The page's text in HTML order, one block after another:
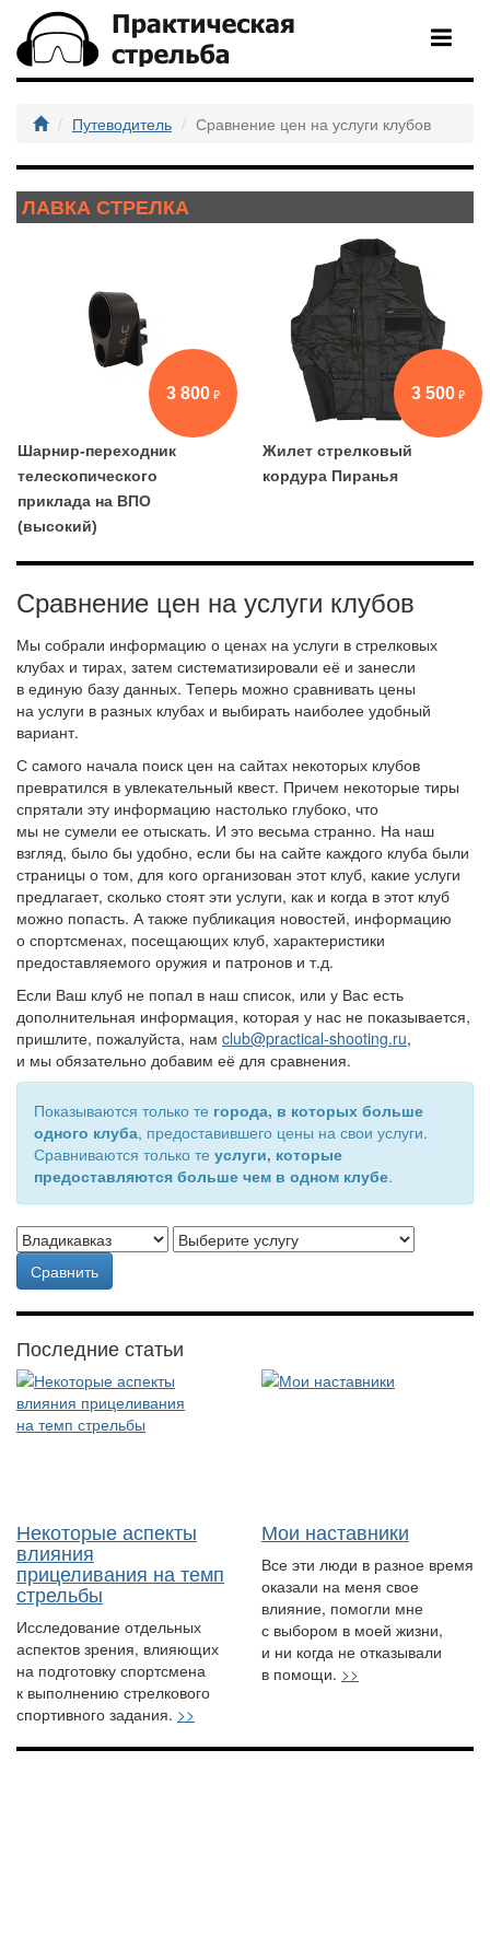
Путеводитель Сравнение цен на услуги клубов
ЛАВКА СТРЕЛКА
3 800
Шарнир-переходник
телескопического
приклада на ВПО
(высокий)
3 500
Жилет стрелковый
кордура Пиранья
Сравнение цен на услуги клубов
Мы собрали информацию о ценах на услуги в стрелковых
клубах и тирах, затем систематизировали её и занесли
в единую базу данных. Теперь можно сравнивать цены
на услуги в разных клубах и выбирать наиболее удобный
вариант.
С самого начала поиск цен на сайтах некоторых клубов
превратился в увлекательный квест. Причем некоторые тиры
спрятали эту информацию настолько глубоко, что
мы не сумели ее отыскать. И это весьма странно. На наш
взгляд, было бы удобно, если бы на сайте каждого клуба были
страницы о том, для кого организован этот клуб, какие услуги
предлагает, сколько стоят эти услуги, как и когда в этот клуб
можно попасть. А также публикация новостей, информацию
о спортсменах, посещающих клуб, характеристики
предоставляемого оружия и патронов и т.д.
Если Ваш клуб не попал в наш список, или у Вас есть
дополнительная информация, которая у нас не показывается,
пришлите, пожалуйста, нам club@practical-shooting.ru,
и мы обязательно добавим её для сравнения.
Показываются только те города, в которых больше
одного клуба, предоставившего цены на свои услуги.
Сравниваются только те услуги, которые
предоставляются больше чем в одном клубе.
Сравнить
Последние статьи
Некоторые аспекты
влияния
прицеливания на темп
стрельбы
Исследование отдельных
аспектов зрения, влияющих
на подготовку спортсмена
к выполнению стрелкового
спортивного задания. >>
Мои наставники
Все эти люди в разное время
оказали на меня свое
влияние, помогли мне
с выбором в моей жизни,
и ни когда не отказывали
в помощи. >>